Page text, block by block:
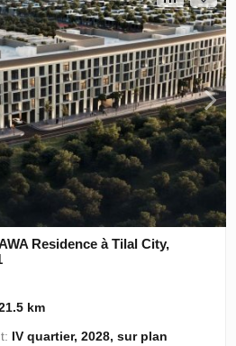
Residence à Tilal City,
km
IV quartier, 2028, sur plan